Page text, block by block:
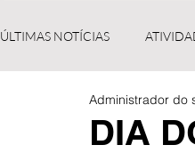
ÚLTIMAS NOTÍCIAS
Bibliotecas LER fora da
DIA
Administrador do